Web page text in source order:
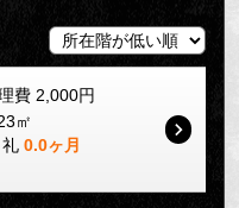
費 2,000円
㎡
0.0ヶ月